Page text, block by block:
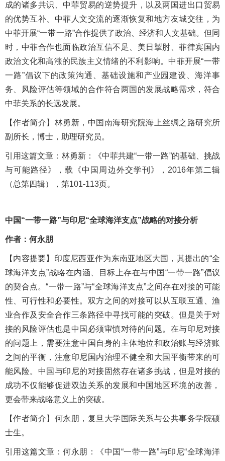
成的诸多共识、中菲贸易的逆势提升，以及两国进出口贸易
的优势互补、中菲人文交流的逐渐恢复和地方友城交往，为
中菲开展“一带一路”合作提供了政治、经济和人文基础。但同
时，中菲合作也面临政治互信不足、美日掣肘、菲律宾国内
政治文化和高涨的民族主义情绪的不利影响。中菲开展“一带
一路”倡议下的政策沟通、基础设施和产业园建设、海洋事
务、风险评估等领域的合作符合两国的发展战略需求，符合
中菲关系的长远发展。
【作者简介 】林勇新，中国南海研究院海上丝绸之路研究所
副所长，博士，助理研究员。
引用这篇文章： 林勇新：《中菲共建“一带一路”的基础、挑战
与可能路径》，载《中国周边外交学刊》， 2016年第二辑
（总第四辑），第101-113页。
中国“一带一路”与印尼“全球海洋支点”战略的对接分析
作者：何永朋
【内容提要】印度尼西亚作为东南亚地区大国，其提出的“全
球海洋支点”战略在内涵、目标上存在与中国“一带一路”倡议
的契合点。“一带一路”与“全球海洋支点”之间存在对接的可能
性、可行性和必要性。双方之间的对接可以从互联互通、渔
业合作及安全合作三条路径中寻找可能的突破。但是关于对
接的风险评估也是中国必须审慎对待的问题。在与印尼对接
的问题上，需要注意中国自身的主体地位和政治账与经济账
之间的平衡，注意印尼国内治理不健全和大国平衡带来的可
能风险。中国与印尼的对接固然存在诸多挑战，但是对接的
成功不仅能够促进双边关系的发展和中国地区环境的改善，
更会带来战略意义上的突破。
【作者简介 】 何永朋，复旦大学国际关系与公共事务学院硕
士生。
引用这篇文章：何永朋：《中国 “一带一路”与印尼“全球海洋